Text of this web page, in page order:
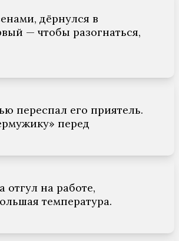
дёрнулся в
— чтобы разогнаться,
переспал его приятель.
перед
на работе,
температура.